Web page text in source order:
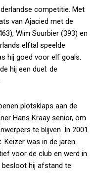
competitie. Met
van Ajacied met de
Wim Suurbier (393) en
elftal speelde
hij goed voor elf goals.
hij een duel: de
plotsklaps aan de
Hans Kraay senior, om
te blijven. In 2001
Keizer was in de jaren
voor de club en werd in
hij afstand te